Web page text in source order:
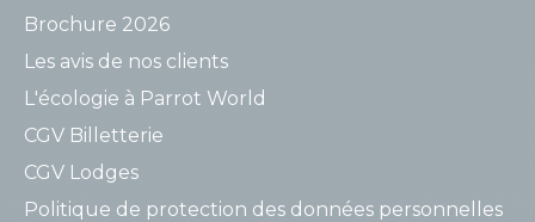
Brochure 2026
Les avis de nos clients
L'écologie à Parrot World
CGV Billetterie
CGV Lodges
Politique de protection des données personnelles